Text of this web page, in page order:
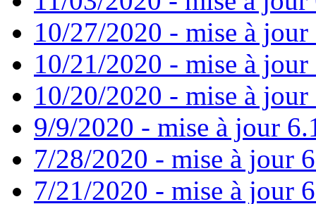
10/27/2020 - mise à jour
10/21/2020 - mise à jour
10/20/2020 - mise à jour
9/9/2020 - mise à jour
7/28/2020 - mise à jour
7/21/2020 - mise à jour